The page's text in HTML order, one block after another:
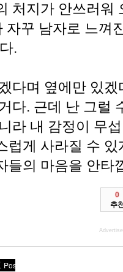
처지가 안쓰러워
자꾸 남자로 느껴
.
다며 옆에만 있
다. 근데 난 그럴
라 내 감정이 무
럽게 사라질 수
들의 마음을 안타
0
추